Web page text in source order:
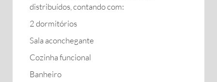
distribuídos, contando com:
2 dormitórios
Sala aconchegante
Cozinha funcional
Banheiro